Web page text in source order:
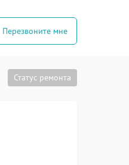
Перезвоните мне
Статус ремонта